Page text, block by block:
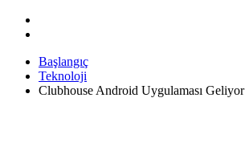
Başlangıç
Teknoloji
Clubhouse Android Uygulaması Geliyor